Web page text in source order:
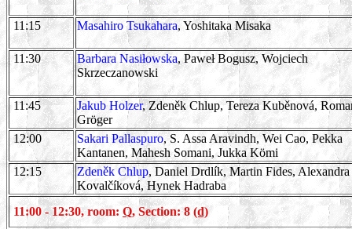
11:15 Masahiro Tsukahara, Yoshitaka Misaka
11:30 Barbara Nasiłowska, Paweł Bogusz, Wojciech
Skrzeczanowski
11:45 Jakub Holzer, Zdeněk Chlup, Tereza Kuběnová,
Gröger
12:00
Sakari Pallaspuro, S. Assa Aravindh, Wei Cao, Pekka
Kantanen, Mahesh Somani, Jukka Kömi
12:15
Zdeněk Chlup, Daniel Drdlík, Martin Fides, Alexandra
Kovalčíková, Hynek Hadraba
11:00 - 12:30, room: Q, Section: 8 (d)